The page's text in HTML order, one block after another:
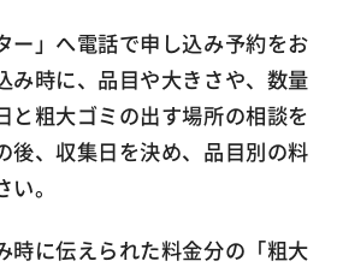
」へ電話で申し込み予約をお
み時に、品目や大きさや、数量
と粗大ゴミの出す場所の相談を
後、収集日を決め、品目別の料
。
に伝えられた料金分の「粗大